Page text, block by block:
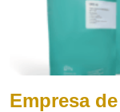
Empresa